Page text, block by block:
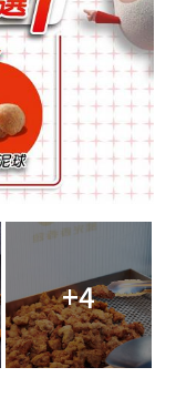
+4